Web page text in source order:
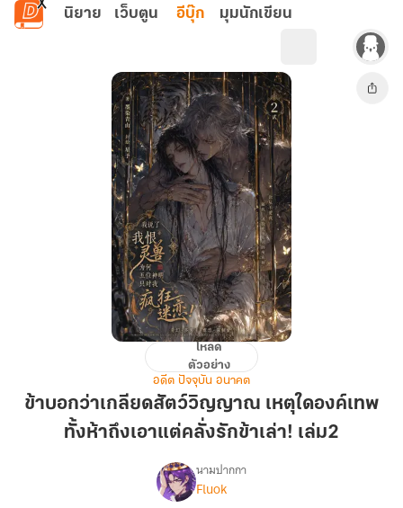
ข้ามไปยังเนื้อหาหลัก
นิยาย เว็บตูน อีบุ๊ก มุมนักเขียน
ว่า
เกลียด
สัตว์
วิญญาณ
โหลด
ตัวอย่าง
อดีต ปัจจุบัน อนาคต
ข้าบอกว่าเกลียดสัตว์วิญญาณ เหตุใดองค์เทพ
ทั้งห้าถึงเอาแต่คลั่งรักข้าเล่า! เล่ม2
เรื่อง
นามปากกา
Fluok